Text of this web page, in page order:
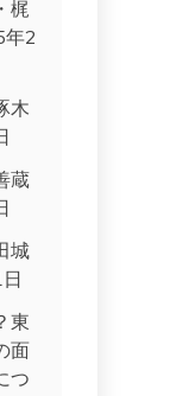
梶
2
木
蔵
城
東
面
つ